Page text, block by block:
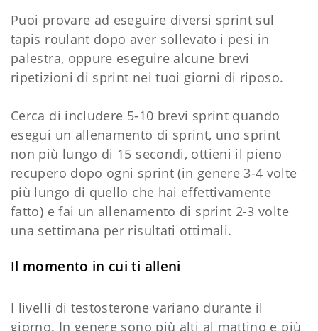
Puoi provare ad eseguire diversi sprint sul
tapis roulant dopo aver sollevato i pesi in
palestra, oppure eseguire alcune brevi
ripetizioni di sprint nei tuoi giorni di riposo.
Cerca di includere 5-10 brevi sprint quando
esegui un allenamento di sprint, uno sprint
non più lungo di 15 secondi, ottieni il pieno
recupero dopo ogni sprint (in genere 3-4 volte
più lungo di quello che hai effettivamente
fatto) e fai un allenamento di sprint 2-3 volte
una settimana per risultati ottimali.
Il momento in cui ti alleni
I livelli di testosterone variano durante il
giorno. In genere sono più alti al mattino e più